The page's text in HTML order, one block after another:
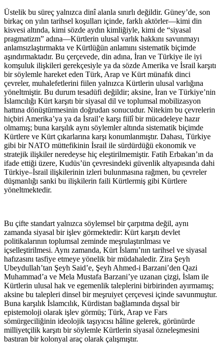
Üstelik bu süreç yalnızca dinî alanla sınırlı değildir. Güney’de, son
birkaç on yılın tarihsel koşulları içinde, farklı aktörler—kimi din
kisvesi altında, kimi sözde aydın kimliğiyle, kimi de “siyasal
pragmatizm” adına—Kürtlerin ulusal varlık hakkını savunmayı
anlamsızlaştırmakta ve Kürtlüğün anlamını sistematik biçimde
aşındırmaktadır. Bu çerçevede, din adına, İran ve Türkiye ile iyi
komşuluk ilişkileri gerekçesiyle ya da sözde Amerika ve İsrail karşıtı
bir söylemle hareket eden Türk, Arap ve Kürt münafık dinci
çevreler, muhalefetlerini fiilen yalnızca Kürtlerin ulusal varlığına
yöneltmiştir. Bu durum tesadüfi değildir; aksine, İran ve Türkiye’nin
İslamcılığı Kürt karşıtı bir siyasal dil ve toplumsal mobilizasyon
hattına dönüştürmesinin doğrudan sonucudur. Nitekim bu çevrelerin
hiçbiri Amerika’ya ya da İsrail’e karşı fiilî bir mücadeleye hazır
olmamış; buna karşılık aynı söylemler altında sistematik biçimde
Kürtlere ve Kürt çıkarlarına karşı konumlanmıştır. Dahası, Türkiye
gibi bir NATO müttefikinin İsrail ile sürdürdüğü ekonomik ve
stratejik ilişkiler neredeyse hiç eleştirilmemiştir. Fatih Erbakan’ın da
ifade ettiği üzere, Kudüs’ün çevresindeki güvenlik altyapısında dahi
Türkiye–İsrail ilişkilerinin izleri bulunmasına rağmen, bu çevreler
düşmanlığı sanki bu ilişkilerin faili Kürtlermiş gibi Kürtlere
yöneltmektedir.
Bu çifte standart yalnızca söylemsel bir çarpıtma değil, aynı
zamanda siyasal bir işlev görmektedir: Kürt karşıtı devlet
politikalarının toplumsal zeminde meşrulaştırılması ve
içselleştirilmesi. Aynı zamanda, Kürt İslamı’nın tarihsel ve siyasal
hafızasını tasfiye etmeye yönelik bir müdahaledir. Zira Şeyh
Ubeydullah’tan Şeyh Said’e, Şeyh Ahmed-i Barzani’den Qazi
Muhammad’a ve Mela Mustafa Barzani’ye uzanan çizgi, İslam ile
Kürtlerin ulusal hak ve egemenlik taleplerini birbirinden ayırmamış;
aksine bu talepleri dinsel bir meşruiyet çerçevesi içinde savunmuştur.
Buna karşılık İslamcılık, Kürdistan bağlamında dışsal bir
epistemoloji olarak işlev görmüş; Türk, Arap ve Fars
sömürgeciliğinin ideolojik taşıyıcısı hâline gelerek, görünürde
milliyetçilik karşıtı bir söylemle Kürtlerin siyasal özneleşmesini
bastıran bir kolonyal araç olarak çalışmıştır.